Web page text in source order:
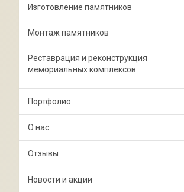
Изготовление памятников
Монтаж памятников
Реставрация и реконструкция
мемориальных комплексов
Портфолио
О нас
Отзывы
Новости и акции